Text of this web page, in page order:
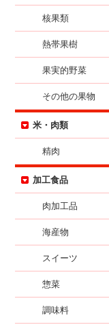
核果類
熱帯果樹
果実的野菜
その他の果物
米・肉類
精肉
加工食品
肉加工品
海産物
スイーツ
惣菜
調味料